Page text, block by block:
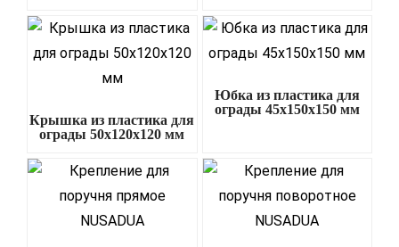
Крышка из пластика для
ограды 50х120х120 мм
Юбка из пластика для
ограды 45х150х150 мм